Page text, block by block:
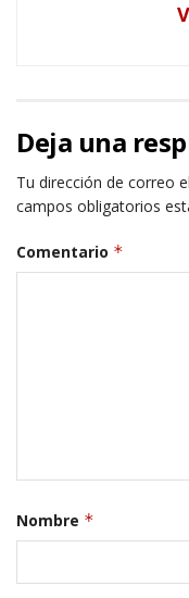
Deja una
Tu dirección de correo
campos obligatorios
Comentario *
Nombre *